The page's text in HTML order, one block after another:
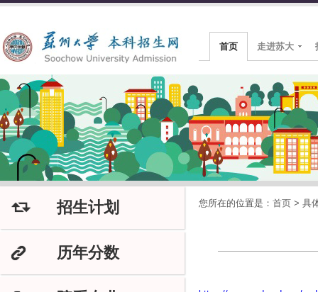
首页 走进苏大
J 招生计划
K 历年分数
您所在的位置是： 首页 > 具